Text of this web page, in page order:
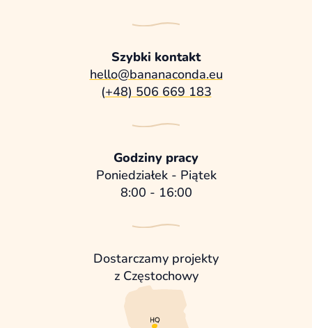
Szybki kontakt
hello@bananaconda.eu
(+48) 506 669 183
Godziny pracy
Poniedziałek - Piątek
8:00 - 16:00
Dostarczamy projekty
z Częstochowy